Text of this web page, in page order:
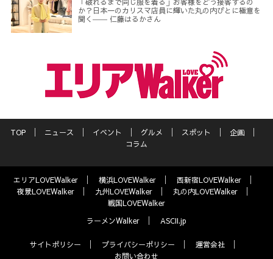
か？日本一のカリスマ店員に輝いた丸の内びとに極意を
聞く―― 仁藤はるかさん
TOP ニュース イベント グルメ スポット
企画
コラム
エリアLOVEWalker 横浜LOVEWalker
西新宿LOVEWalker
夜景LOVEWalker
九州LOVEWalker
丸の内LOVEWalker
戦国LOVEWalker
ラーメンWalker
ASCII.jp
サイトポリシー プライバシーポリシー
運営会社
お問い合わせ